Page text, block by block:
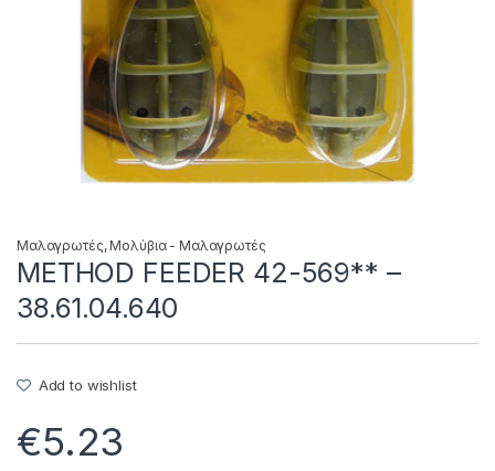
Μαλαγρωτές,Μολύβια - Μαλαγρωτές
METHOD FEEDER 42-569** –
38.61.04.640
Add to wishlist
€5.23